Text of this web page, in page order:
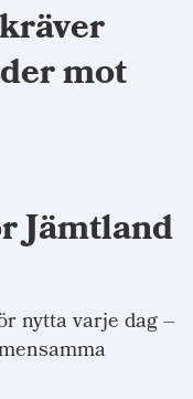
mot
Jämtland
nytta varje dag –